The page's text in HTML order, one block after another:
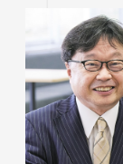
学生寮
アルバイ
落とし物
学内で地
高大連携
みらい科
看護実践
知的・人